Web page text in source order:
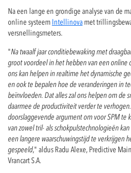
Na een lange en grondige analyse van de
online systeem Intellinova met
versnellingsmeters.
"Na twaalf jaar conditiebewaking met
groot voordeel in het hebben van een online
ons kan helpen in realtime het dynamische
en ook te bepalen hoe de veranderingen in
beïnvloeden. Dat alles zal ons helpen om de
daarmee de productiviteit verder te
doorslaggevende argument om voor SPM te
van zowel tril- als schokpulstechnologieën
een langere waarschuwingstijd te verkrijgen
gespeeld," aldus Radu Alexe, Predictive
Vrancart S.A.